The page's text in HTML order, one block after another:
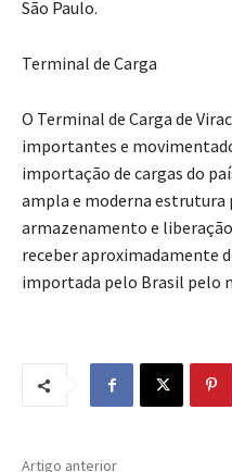
São Paulo.
Terminal de Carga
O Terminal de Carga de
importantes e
importação de cargas do
ampla e moderna estrutura
armazenamento e
receber aproximadamente
importada pelo Brasil pelo
Artigo anterior